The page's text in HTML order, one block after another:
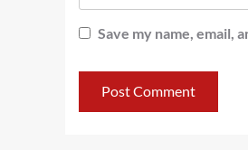
Save my name, email,